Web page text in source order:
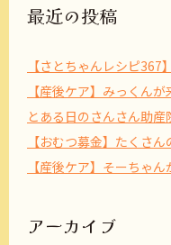
最近の投稿
【さとちゃんレシピ
【産後ケア】みっくん
とある日のさんさん助産
【おむつ募金】たくさ
【産後ケア】そーちゃ
アーカイブ